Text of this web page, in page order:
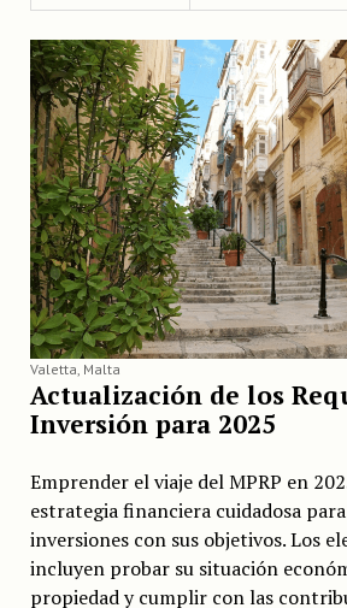
Valetta, Malta
Actualización de los
Inversión para 2025
Emprender el viaje del MPRP en
estrategia financiera cuidadosa
inversiones con sus objetivos. Los
incluyen probar su situación
propiedad y cumplir con las